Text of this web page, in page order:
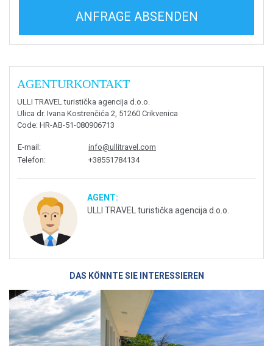
ANFRAGE ABSENDEN
AGENTURKONTAKT
ULLI TRAVEL turistička agencija d.o.o.
Ulica dr. Ivana Kostrenčića 2, 51260 Crikvenica
Code: HR-AB-51-080906713
E-mail :
info@ullitravel.com
Telefon: +38551784134
AGENT:
ULLI TRAVEL turistička agencija d.o.o.
DAS KÖNNTE SIE INTERESSIEREN